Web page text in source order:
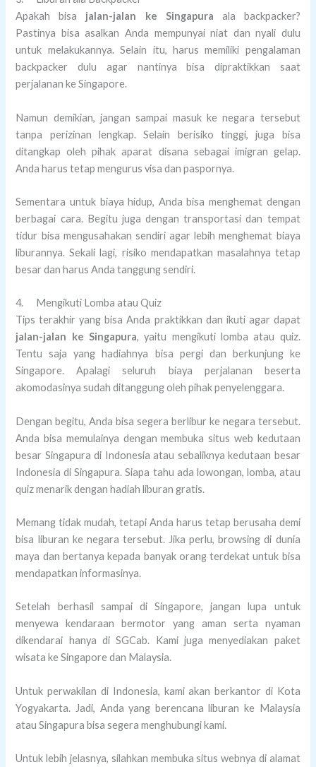
Apakah bisa jalan-jalan ke Singapura ala backpacker?
Pastinya bisa asalkan Anda mempunyai niat dan nyali dulu
untuk melakukannya. Selain itu, harus memiliki pengalaman
backpacker dulu agar nantinya bisa dipraktikkan saat
perjalanan ke Singapore.
Namun demikian, jangan sampai masuk ke negara tersebut
tanpa perizinan lengkap. Selain berisiko tinggi, juga bisa
ditangkap oleh pihak aparat disana sebagai imigran gelap.
Anda harus tetap mengurus visa dan paspornya.
Sementara untuk biaya hidup, Anda bisa menghemat dengan
berbagai cara. Begitu juga dengan transportasi dan tempat
tidur bisa mengusahakan sendiri agar lebih menghemat biaya
liburannya. Sekali lagi, risiko mendapatkan masalahnya tetap
besar dan harus Anda tanggung sendiri.
4. Mengikuti Lomba atau Quiz
Tips terakhir yang bisa Anda praktikkan dan ikuti agar dapat
jalan-jalan ke Singapura, yaitu mengikuti lomba atau quiz.
Tentu saja yang hadiahnya bisa pergi dan berkunjung ke
Singapore. Apalagi seluruh biaya perjalanan beserta
akomodasinya sudah ditanggung oleh pihak penyelenggara.
Dengan begitu, Anda bisa segera berlibur ke negara tersebut.
Anda bisa memulainya dengan membuka situs web kedutaan
besar Singapura di Indonesia atau sebaliknya kedutaan besar
Indonesia di Singapura. Siapa tahu ada lowongan, lomba, atau
quiz menarik dengan hadiah liburan gratis.
Memang tidak mudah, tetapi Anda harus tetap berusaha demi
bisa liburan ke negara tersebut. Jika perlu, browsing di dunia
maya dan bertanya kepada banyak orang terdekat untuk bisa
mendapatkan informasinya.
Setelah berhasil sampai di Singapore, jangan lupa untuk
menyewa kendaraan bermotor yang aman serta nyaman
dikendarai hanya di SGCab. Kami juga menyediakan paket
wisata ke Singapore dan Malaysia.
Untuk perwakilan di Indonesia, kami akan berkantor di Kota
Yogyakarta. Jadi, Anda yang berencana liburan ke Malaysia
atau Singapura bisa segera menghubungi kami.
Untuk lebih jelasnya, silahkan membuka situs webnya di alamat